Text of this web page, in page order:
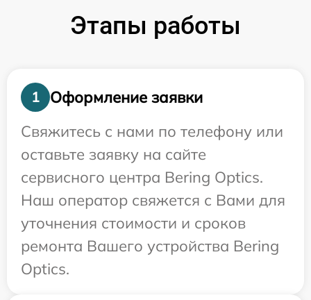
Этапы работы
1
Оформление заявки
Свяжитесь с нами по телефону или
оставьте заявку на сайте
сервисного центра Bering Optics.
Наш оператор свяжется с Вами для
уточнения стоимости и сроков
ремонта Вашего устройства Bering
Optics.